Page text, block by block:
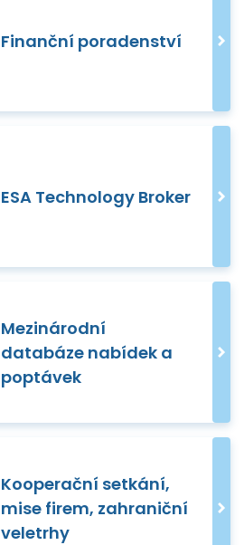
Finanční poradenství
ESA Technology Broker
Mezinárodní
databáze nabídek a
poptávek
Kooperační setkání,
mise firem, zahraniční
veletrhy